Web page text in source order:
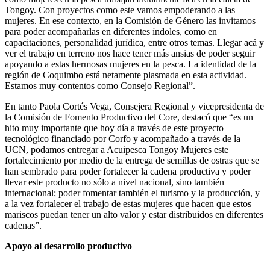
Tongoy. Con proyectos como este vamos empoderando a las
mujeres. En ese contexto, en la Comisión de Género las invitamos
para poder acompañarlas en diferentes índoles, como en
capacitaciones, personalidad jurídica, entre otros temas. Llegar acá y
ver el trabajo en terreno nos hace tener más ansias de poder seguir
apoyando a estas hermosas mujeres en la pesca. La identidad de la
región de Coquimbo está netamente plasmada en esta actividad.
Estamos muy contentos como Consejo Regional”.
En tanto Paola Cortés Vega, Consejera Regional y vicepresidenta de
la Comisión de Fomento Productivo del Core, destacó que “es un
hito muy importante que hoy día a través de este proyecto
tecnológico financiado por Corfo y acompañado a través de la
UCN, podamos entregar a Acuipesca Tongoy Mujeres este
fortalecimiento por medio de la entrega de semillas de ostras que se
han sembrado para poder fortalecer la cadena productiva y poder
llevar este producto no sólo a nivel nacional, sino también
internacional; poder fomentar también el turismo y la producción, y
a la vez fortalecer el trabajo de estas mujeres que hacen que estos
mariscos puedan tener un alto valor y estar distribuidos en diferentes
cadenas”.
Apoyo al desarrollo productivo